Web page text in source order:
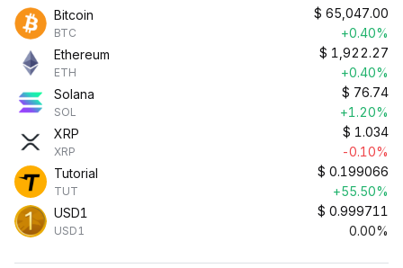
Bitcoin
BTC
$ 65,047.00
+0.40%
Ethereum
ETH
$ 1,922.27
+0.40%
Solana
SOL
$ 76.74
+1.20%
XRP
XRP
$ 1.034
-0.10%
Tutorial
TUT
$ 0.199066
+55.50%
USD1
USD1
$ 0.999711
0.00%